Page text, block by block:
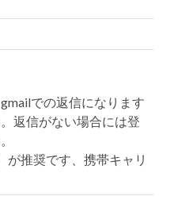
での返信になります
返信がない場合には登
が推奨です、携帯キャリ